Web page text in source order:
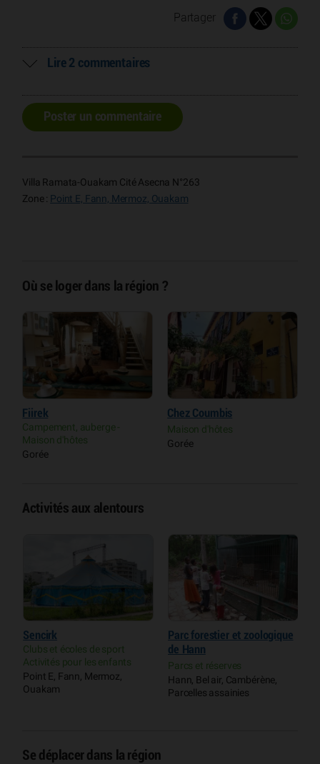
Partager
Lire 2 commentaires
Poster un commentaire
Villa Ramata-Ouakam Cité Asecna N°263
Zone : Point E, Fann, Mermoz, Ouakam
Où se loger dans la région ?
Fiirek
Campement, auberge -
Maison d'hôtes
Gorée
Chez Coumbis
Maison d'hôtes
Gorée
Activités aux alentours
Sencirk
Clubs et écoles de sport
Activités pour les enfants
Point E, Fann, Mermoz,
Ouakam
Parc forestier et zoologique
de Hann
Parcs et réserves
Hann, Bel air, Cambérène,
Parcelles assainies
Se déplacer dans la région